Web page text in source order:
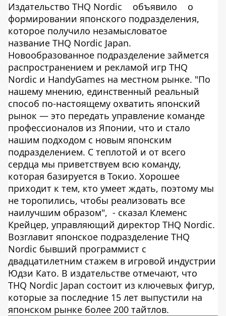
Издательство THQ Nordic объявило
о
формировании японского подразделения,
которое получило незамысловатое
название THQ Nordic Japan.
Новообразованное подразделение займется
распространением и рекламой игр THQ
Nordic и HandyGames на местном рынке. "По
нашему мнению, единственный реальный
способ по-настоящему охватить японский
рынок — это передать управление команде
профессионалов из Японии, что и стало
нашим подходом с новым японским
подразделением. С теплотой и от всего
сердца мы приветствуем всю команду,
которая базируется в Токио. Хорошее
приходит к тем, кто умеет ждать, поэтому мы
не торопились, чтобы реализовать все
наилучшим образом", - сказал Клеменс
Крейцер, управляющий директор THQ Nordic.
Возглавит японское подразделение THQ
Nordic бывший программист с
двадцатилетним стажем в игровой индустрии
Юдзи Като. В издательстве отмечают, что
THQ Nordic Japan состоит из ключевых фигур,
которые за последние 15 лет выпустили на
японском рынке более 200 тайтлов.